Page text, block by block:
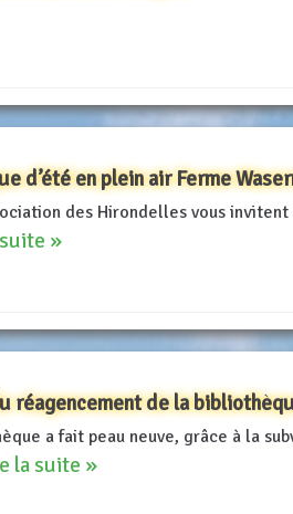
d’été en plein air Ferme
des Hirondelles vous
»
réagencement de la
a fait peau neuve, grâce à la
la suite »